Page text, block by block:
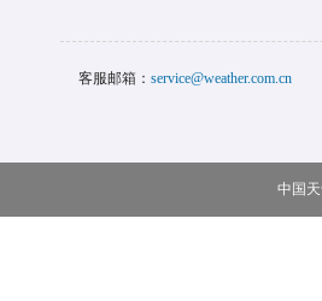
客服邮箱： service@weather.com.cn
中国